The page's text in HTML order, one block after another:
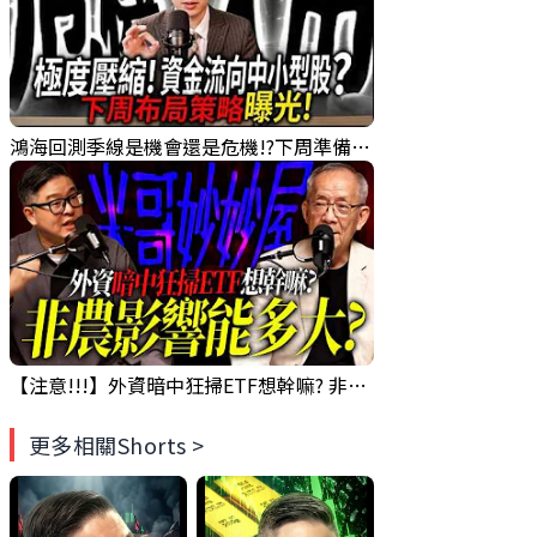
鴻海回測季線是機會還是危機!?下周準備幹大事?｜0807 #3661 #2317 #2317鴻海
【注意!!!】外資暗中狂掃ETF想幹嘛? 非農影響能多大?!｜ Mr.永年 李 / Mr.JIMMY 高志銘 / 理財有夠跩
更多相關Shorts >